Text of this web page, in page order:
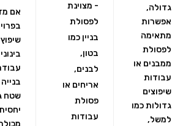
גדולה,
אפשרות
מתאימה
לפסולת
ממבנים או
עבודות
שיפוצים
גדולות כמו
למשל,
- מצוינת
לפסולת
בניין כמו
בטון,
לבנים,
אריחים או
פסולת
עבודות
אם
שיפוץ
שטח